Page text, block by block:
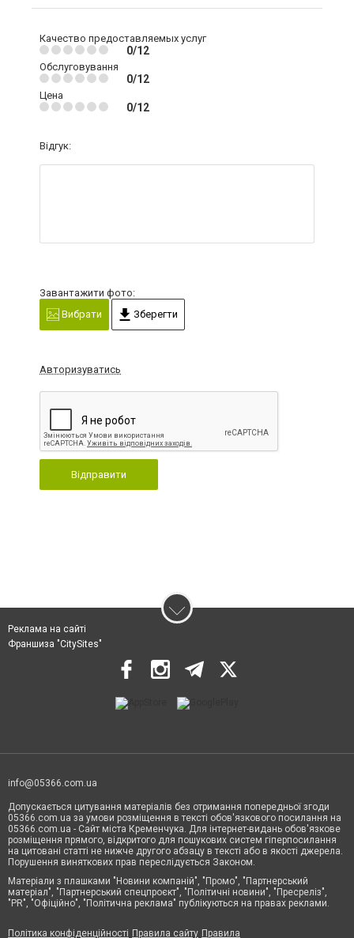
Качество предоставляемых услуг
0/12
Обслуговування
0/12
Цена
0/12
Відгук:
Завантажити фото:
Вибрати
Зберегти
Авторизуватись
Відправити
Реклама на сайті
Франшиза "CitySites"
info@05366.com.ua
Допускається цитування матеріалів без отримання попередньої згоди
05366.com.ua за умови розміщення в тексті обов'язкового посилання на
05366.com.ua - Сайт міста Кременчука. Для інтернет-видань обов'язкове
розміщення прямого, відкритого для пошукових систем гіперпосилання
на цитовані статті не нижче другого абзацу в тексті або в якості джерела.
Порушення виняткових прав переслідується Законом.
Матеріали з плашками "Новини компаній", "Промо", "Партнерський
матеріал", "Партнерський спецпроєкт", "Політичні новини", "Пресреліз",
"PR", "Офіційно", "Політична реклама" публікуються на правах реклами.
Політика конфіденційності Правила сайту Правила